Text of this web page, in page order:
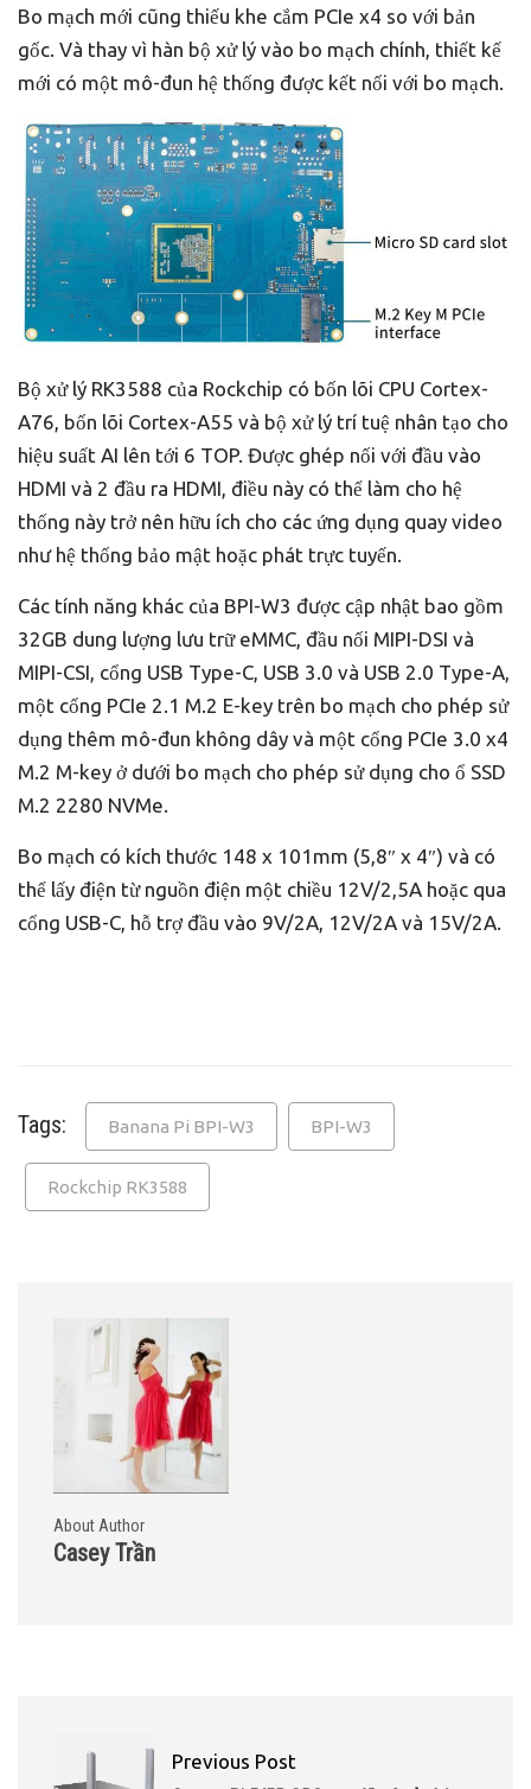
Bo mạch mới cũng thiếu khe cắm PCIe x4 so với bản
gốc. Và thay vì hàn bộ xử lý vào bo mạch chính, thiết kế
mới có một mô-đun hệ thống được kết nối với bo mạch.
Bộ xử lý RK3588 của Rockchip có bốn lõi CPU Cortex-
A76, bốn lõi Cortex-A55 và bộ xử lý trí tuệ nhân tạo cho
hiệu suất AI lên tới 6 TOP. Được ghép nối với đầu vào
HDMI và 2 đầu ra HDMI, điều này có thể làm cho hệ
thống này trở nên hữu ích cho các ứng dụng quay video
như hệ thống bảo mật hoặc phát trực tuyến.
Các tính năng khác của BPI-W3 được cập nhật bao gồm
32GB dung lượng lưu trữ eMMC, đầu nối MIPI-DSI và
MIPI-CSI, cổng USB Type-C, USB 3.0 và USB 2.0 Type-A,
một cổng PCIe 2.1 M.2 E-key trên bo mạch cho phép sử
dụng thêm mô-đun không dây và một cổng PCIe 3.0 x4
M.2 M-key ở dưới bo mạch cho phép sử dụng cho ổ SSD
M.2 2280 NVMe.
Bo mạch có kích thước 148 x 101mm (5,8″ x 4″) và có
thể lấy điện từ nguồn điện một chiều 12V/2,5A hoặc qua
cổng USB-C, hỗ trợ đầu vào 9V/2A, 12V/2A và 15V/2A.
Tags: Banana Pi BPI-W3 BPI-W3
Rockchip RK3588
About Author
Casey Trần
Previous Post